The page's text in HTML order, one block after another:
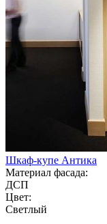
Шкаф-купе Антика
Материал фасада:
ДСП
Цвет:
Светлый